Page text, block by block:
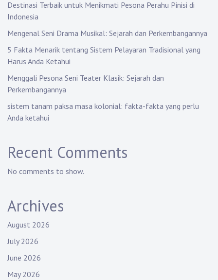
Destinasi Terbaik untuk Menikmati Pesona Perahu Pinisi di
Indonesia
Mengenal Seni Drama Musikal: Sejarah dan Perkembangannya
5 Fakta Menarik tentang Sistem Pelayaran Tradisional yang
Harus Anda Ketahui
Menggali Pesona Seni Teater Klasik: Sejarah dan
Perkembangannya
sistem tanam paksa masa kolonial: fakta-fakta yang perlu
Anda ketahui
Recent Comments
No comments to show.
Archives
August 2026
July 2026
June 2026
May 2026